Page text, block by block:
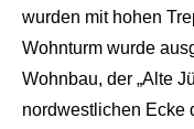
wurden mit hohen
Wohnturm wurde
Wohnbau, der „Alte
nordwestlichen Ecke